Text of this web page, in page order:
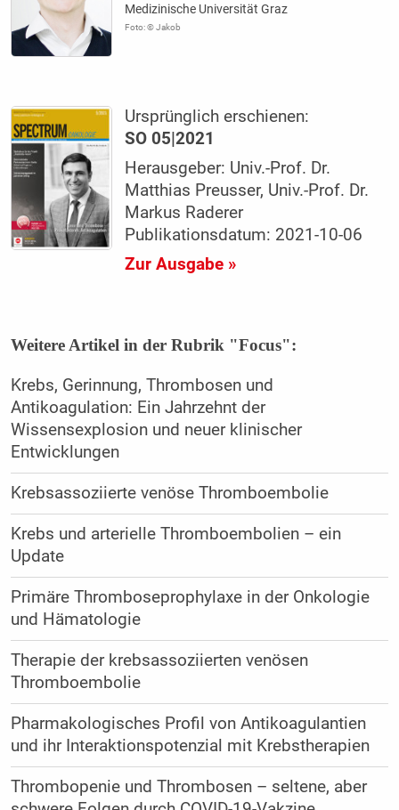
Medizinische Universität Graz
Foto: © Jakob
Ursprünglich erschienen:
SO 05|2021
Herausgeber: Univ.-Prof. Dr.
Matthias Preusser, Univ.-Prof. Dr.
Markus Raderer
Publikationsdatum: 2021-10-06
Zur Ausgabe »
Weitere Artikel in der Rubrik "Focus":
Krebs, Gerinnung, Thrombosen und
Antikoagulation: Ein Jahrzehnt der
Wissensexplosion und neuer klinischer
Entwicklungen
Krebsassoziierte venöse Thromboembolie
Krebs und arterielle Thromboembolien – ein
Update
Primäre Thromboseprophylaxe in der Onkologie
und Hämatologie
Therapie der krebsassoziierten venösen
Thromboembolie
Pharmakologisches Profil von Antikoagulantien
und ihr Interaktionspotenzial mit Krebstherapien
Thrombopenie und Thrombosen – seltene, aber